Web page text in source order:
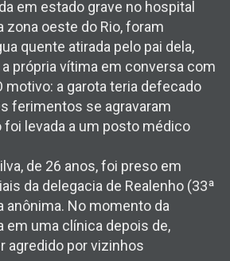
em estado grave no hospital
zona oeste do Rio, foram
quente atirada pelo pai dela,
própria vítima em conversa com
motivo: a garota teria defecado
ferimentos se agravaram
foi levada a um posto médico
de 26 anos, foi preso em
da delegacia de Realenho (33ª
anônima. No momento da
em uma clínica depois de,
agredido por vizinhos